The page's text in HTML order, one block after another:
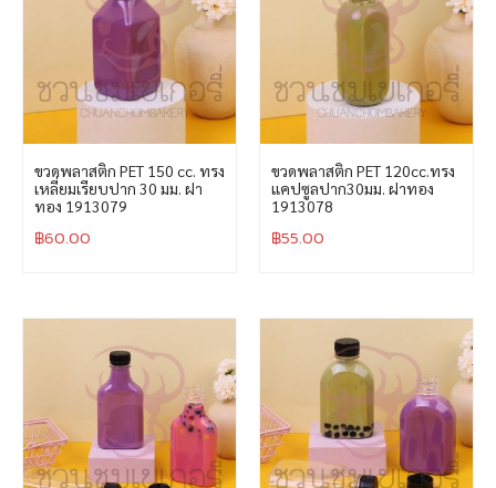
ขวดพลาสติก PET 150 cc. ทรง
เหลี่ยมเรียบปาก 30 มม. ฝา
ทอง 1913079
฿60.00
ขวดพลาสติก PET 120cc.ทรง
แคปซูลปาก30มม. ฝาทอง
1913078
฿55.00